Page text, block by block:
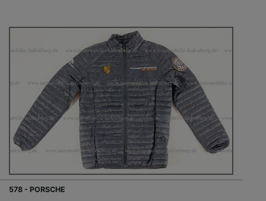
578 - PORSCHE